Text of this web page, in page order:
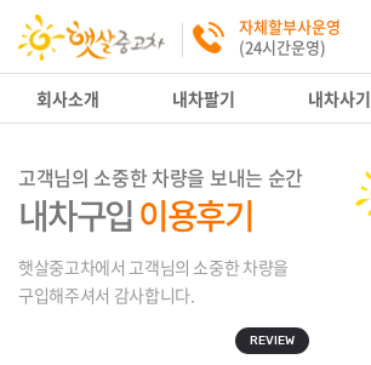
자체할부사운영
(24시간운영)
회사소개 내차팔기 내차사기
고객님의 소중한 차량을 보내는 순간
내차구입이용후기
햇살중고차에서 고객님의 소중한 차량을
구입해주셔서 감사합니다.
REVIEW